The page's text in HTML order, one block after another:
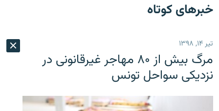
بازگشت
اصلی
رفتن
صفحه
ایران
رادیو
انتخاب کنید و بشنوید
پادکست
گزارش‌های تصویری
خبرهای کوتاه
تیر ۱۴, ۱۳۹۸
مرگ بیش از ۸۰ مهاجر غیرقانونی در
نزدیکی سواحل تونس